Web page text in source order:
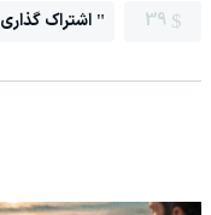
39 اشتراک گذاری